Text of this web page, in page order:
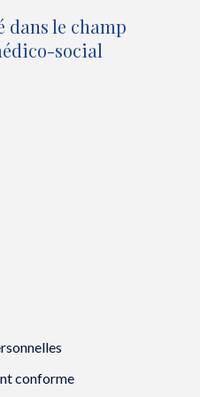
o
u
ê
t
n
o
ê
dans le champ
social
conforme